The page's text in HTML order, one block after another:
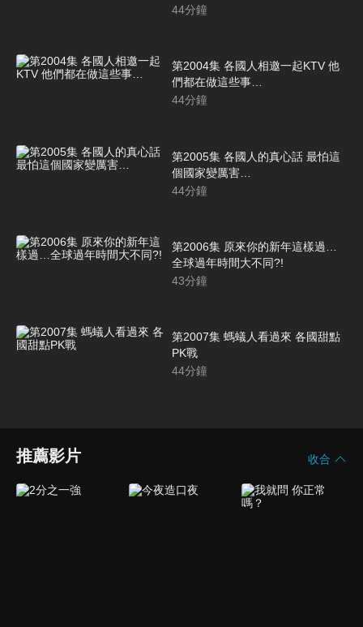
44分鐘
第2004集 各國人相邀一起KTV 他
們都在做這些事…
44分鐘
第2005集 各國人的真心話 最怕這
個國家變厲害…
44分鐘
第2006集 原來你的新年這樣過…
全球過年時間大不同?!
43分鐘
第2007集 螞蟻人看過來 各國甜點
PK戰
44分鐘
推薦影片 收合